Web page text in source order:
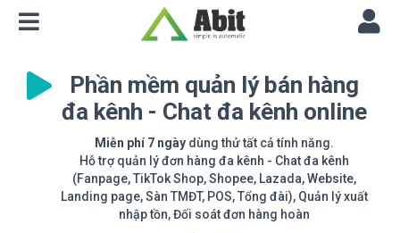
Phần mềm quản lý bán hàng
đa kênh - Chat đa kênh online
Miễn phí 7 ngày dùng thử tất cả tính năng.
Hỗ trợ quản lý đơn hàng đa kênh - Chat đa kênh
(Fanpage, TikTok Shop, Shopee, Lazada, Website,
Landing page, Sàn TMĐT, POS, Tổng đài), Quản lý xuất
nhập tồn, Đối soát đơn hàng hoàn